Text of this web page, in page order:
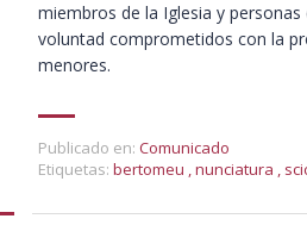
miembros de la Iglesia y personas
voluntad comprometidos con la
menores.
Publicado en: Comunicado
Etiquetas: bertomeu ,nunciatura ,